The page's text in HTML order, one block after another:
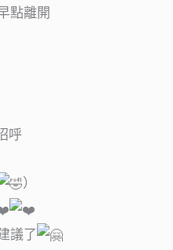
點離開
呼
）
議了